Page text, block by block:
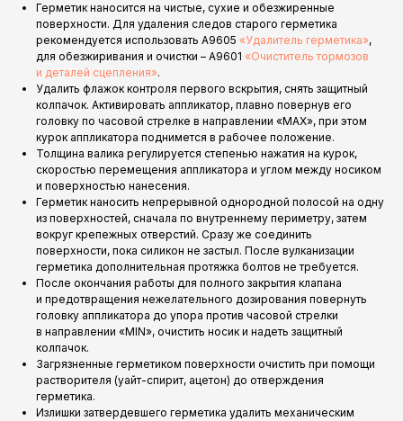
Герметик наносится на чистые, сухие и обезжиренные
поверхности. Для удаления следов старого герметика
рекомендуется использовать A9605 «Удалитель герметика»,
для обезжиривания и очистки – A9601 «Очиститель тормозов
и деталей сцепления».
Удалить флажок контроля первого вскрытия, снять защитный
колпачок. Активировать аппликатор, плавно повернув его
головку по часовой стрелке в направлении «MAX», при этом
курок аппликатора поднимется в рабочее положение.
Толщина валика регулируется степенью нажатия на курок,
скоростью перемещения аппликатора и углом между носиком
и поверхностью нанесения.
Герметик наносить непрерывной однородной полосой на одну
из поверхностей, сначала по внутреннему периметру, затем
вокруг крепежных отверстий. Сразу же соединить
поверхности, пока силикон не застыл. После вулканизации
герметика дополнительная протяжка болтов не требуется.
После окончания работы для полного закрытия клапана
и предотвращения нежелательного дозирования повернуть
головку аппликатора до упора против часовой стрелки
в направлении «MIN», очистить носик и надеть защитный
колпачок.
Загрязненные герметиком поверхности очистить при помощи
растворителя (уайт-спирит, ацетон) до отверждения
герметика.
Излишки затвердевшего герметика удалить механическим